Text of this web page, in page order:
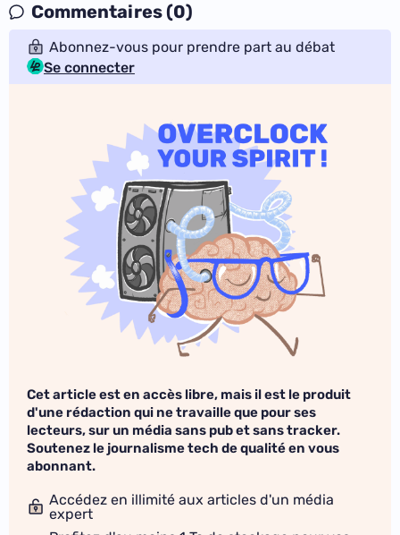
Commentaires (0)
Abonnez-vous pour prendre part au débat
Se connecter
Cet article est en accès libre, mais il est le produit
d'une rédaction qui ne travaille que pour ses
lecteurs, sur un média sans pub et sans tracker.
Soutenez le journalisme tech de qualité en vous
abonnant.
Accédez en illimité aux articles d'un média
expert